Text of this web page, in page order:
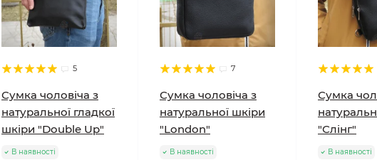
5
Сумка чоловіча з
натуральної гладкої
шкіри "Double Up"
В наявності
7
Сумка чоловіча з
натуральної шкіри
"London"
В наявності
Сумка
"Слінг"
В наявності